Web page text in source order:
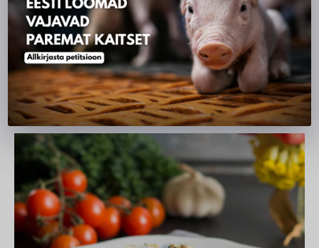
ignoreeri seda. Proovi olukord jäädvustada foto või
video abil ning saada see meile. Üheks meie
missiooniks on koguda audiovisuaalset materjali
loomatööstuses toimuvast, et näidata inimestele selle
tegelikku olemust.